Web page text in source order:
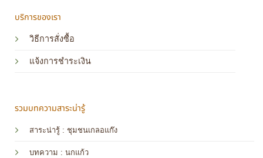
บริการของเรา
วิธีการสั่งซื้อ
แจ้งการชำระเงิน
รวมบทความสาระน่ารู้
สาระน่ารู้ : ชุมชนเกลอแก๊ง
บทความ : นกแก้ว